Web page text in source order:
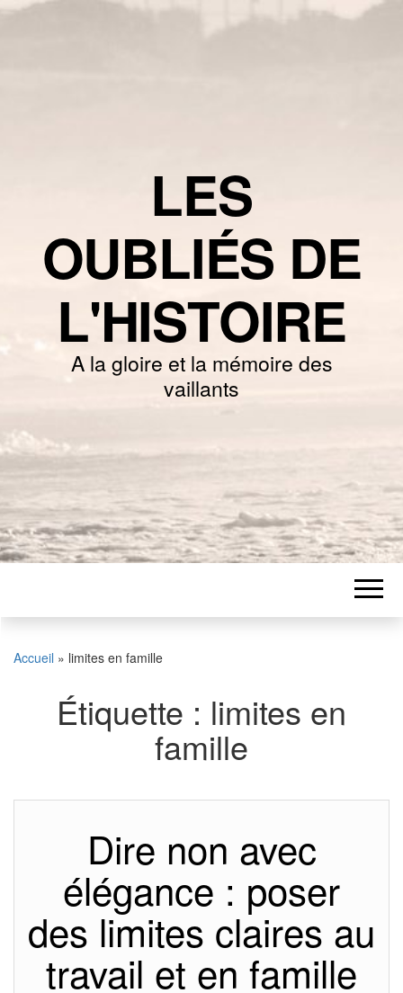
LES
OUBLIÉS DE
L'HISTOIRE
A la gloire et la mémoire des
vaillants
Accueil » limites en famille
Étiquette : limites en
famille
Dire non avec
élégance : poser
des limites claires au
travail et en famille